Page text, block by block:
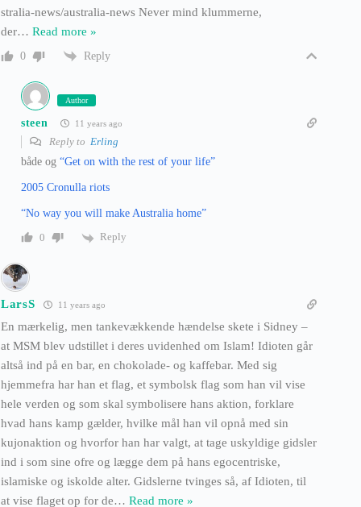
stralia-news/australia-news Never mind klummerne,
der… Read more »
0 Reply
Author
steen 11 years ago
Reply to Erling
både og “Get on with the rest of your life”
2005 Cronulla riots
“No way you will make Australia home”
0
Reply
LarsS 11 years ago
En mærkelig, men tankevækkende hændelse skete i Sidney –
at MSM blev udstillet i deres uvidenhed om Islam! Idioten går
altså ind på en bar, en chokolade- og kaffebar. Med sig
hjemmefra har han et flag, et symbolsk flag som han vil vise
hele verden og som skal symbolisere hans aktion, forklare
hvad hans kamp gælder, hvilke mål han vil opnå med sin
kujonaktion og hvorfor han har valgt, at tage uskyldige gidsler
ind i som sine ofre og lægge dem på hans egocentriske,
islamiske og iskolde alter. Gidslerne tvinges så, af Idioten, til
at vise flaget op for de… Read more »